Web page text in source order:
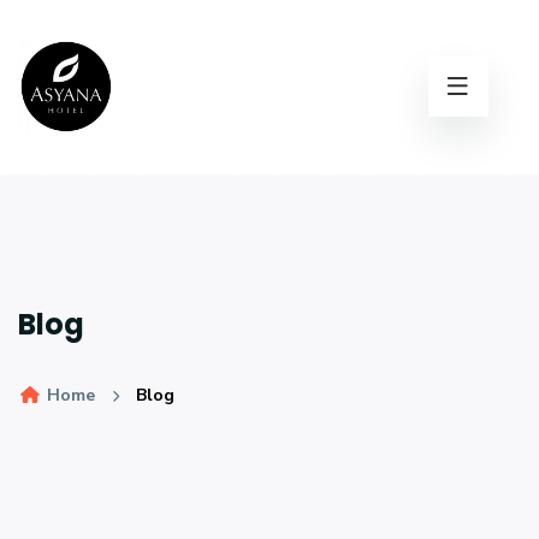
Blog
Home Blog